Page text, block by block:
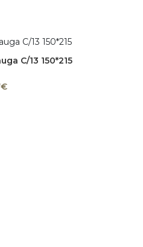
C/13 150*215